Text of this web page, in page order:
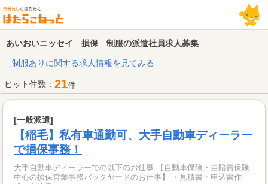
あいおいニッセイ 損保 制服の派遣社員求人募集
制服ありに関する求人情報を見てみる
ヒット件数： 21件
[一般派遣]
【稲毛】私有車通勤可、大手自動車ディーラー
で損保事務！
大手自動車ディーラーでの以下のお仕事 【自動車保険・自賠責保険
中心の損保営業事務バックヤードのお仕事】 ・見積書・申込書作